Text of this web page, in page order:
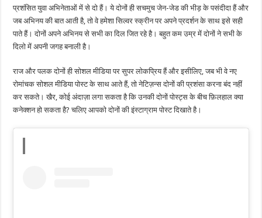
प्रशंसित युवा अभिनेताओं में से दो हैं। ये दोनों ही सचमुच जेन-जेड की भीड़ के पसंदीदा हैं और
जब अभिनय की बात आती है, तो वे हमेशा सिल्वर स्क्रीन पर अपने प्रदर्शन के साथ इसे सही
पाते हैं। दोनों अपने अभिनय से सभी का दिल जित रहे है। बहुत कम उम्र में दोनों ने सभी के
दिलो में अपनी जगह बनाली है।
राज और पलक दोनों ही सोशल मीडिया पर सुपर लोकप्रिय हैं और इसीलिए, जब भी वे नए
रोमांचक सोशल मीडिया पोस्ट के साथ आते हैं, तो नेटिज़न्स दोनों की प्रशंसा करना बंद नहीं
कर सकते। खैर, कोई अंदाज़ा लगा सकता है कि उनकी दोनों पोस्ट्स के बीच फ़िलहाल क्या
कनेक्शन हो सकता है? चलिए आपको दोनों की इंस्टाग्राम पोस्ट दिखाते है।